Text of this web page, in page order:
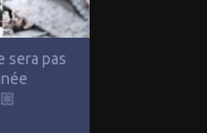
sera pas